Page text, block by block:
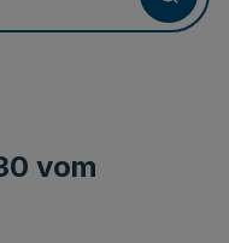
vom